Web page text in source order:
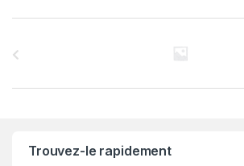
Trouvez-le rapidement